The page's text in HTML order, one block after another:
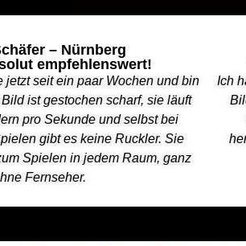
– Nürnberg
empfehlenswert!
jetzt seit ein paar Wochen und bin
ist gestochen scharf, sie läuft
pro Sekunde und selbst bei
gibt es keine Ruckler. Sie
Spielen in jedem Raum, ganz
Fernseher.
Ich